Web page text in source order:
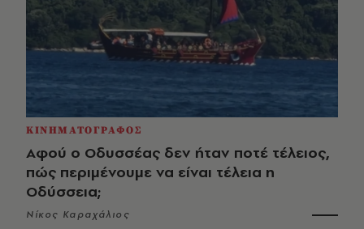
ΚΙΝΗΜΑΤΟΓΡΑΦΟΣ
Αφού ο Οδυσσέας δεν ήταν ποτέ τέλειος,
πώς περιμένουμε να είναι τέλεια η
Οδύσσεια;
Νίκος Καραχάλιος